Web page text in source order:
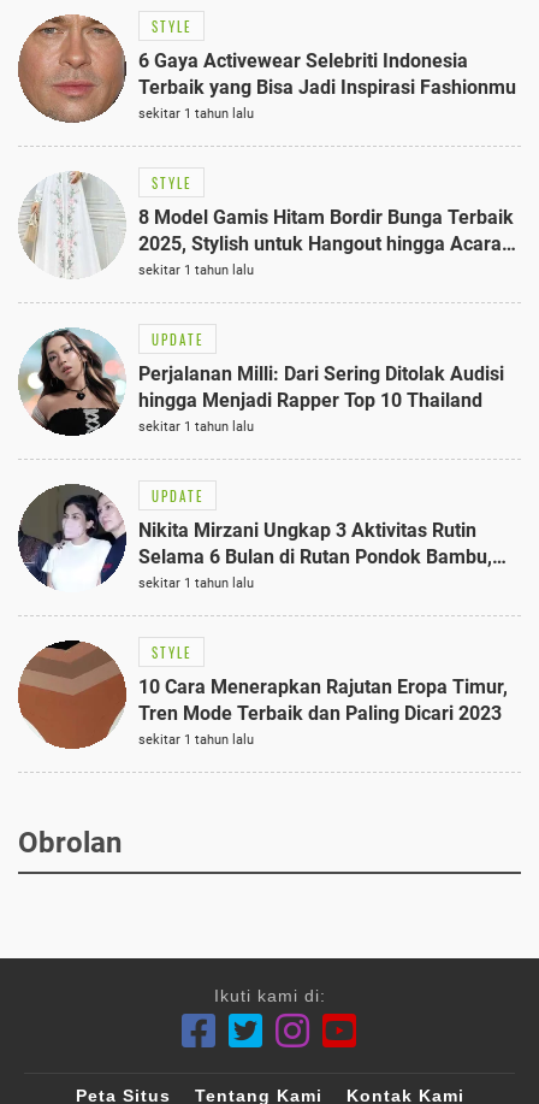
STYLE
6 Gaya Activewear Selebriti Indonesia
Terbaik yang Bisa Jadi Inspirasi Fashionmu
sekitar 1 tahun lalu
STYLE
8 Model Gamis Hitam Bordir Bunga Terbaik
2025, Stylish untuk Hangout hingga Acara
Semi-Formal
sekitar 1 tahun lalu
UPDATE
Perjalanan Milli: Dari Sering Ditolak Audisi
hingga Menjadi Rapper Top 10 Thailand
sekitar 1 tahun lalu
UPDATE
Nikita Mirzani Ungkap 3 Aktivitas Rutin
Selama 6 Bulan di Rutan Pondok Bambu,
Terungkap!
sekitar 1 tahun lalu
STYLE
10 Cara Menerapkan Rajutan Eropa Timur,
Tren Mode Terbaik dan Paling Dicari 2023
sekitar 1 tahun lalu
Obrolan
Ikuti kami di:
Peta Situs Tentang Kami Kontak Kami